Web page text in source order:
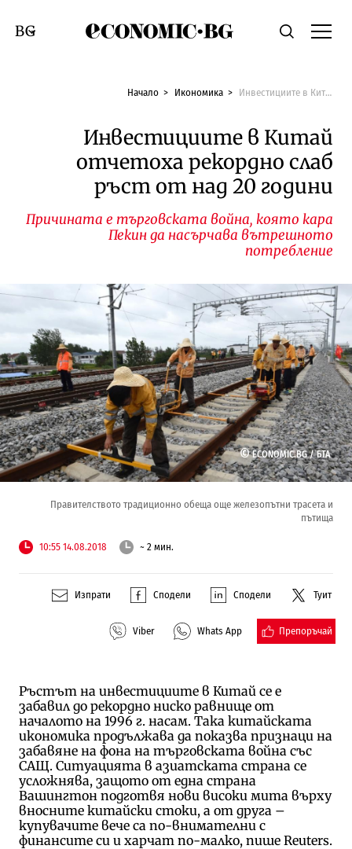
Economic.bgТърсене
Смяна на език
Начало Икономика Инвестициите в Китай отчетоха рекордно слаб ръст от над 20 години
Инвестициите в Китай
отчетоха рекордно слаб
ръст от над 20 години
Причината е търговската война, която кара
Пекин да насърчава вътрешното
потребление
©ECONOMIC.BG /БТА
Правителството традиционно обеща още железопътни трасета и
пътища
10:55 14.08.2018 ~ 2 мин.
Изпрати Сподели Сподели Туит
Viber Whats App Препоръчай
Ръстът на инвестициите в Китай се е
забавил до рекордно ниско равнище от
началото на 1996 г. насам. Така китайската
икономика продължава да показва признаци на
забавяне на фона на търговската война със
САЩ. Ситуацията в азиатската страна се
усложнява, защото от една страна
Вашингтон подготвя нови високи мита върху
вносните китайски стоки, а от друга –
купувачите вече са по-внимателни с
финансите си и харчат по-малко, пише Reuters.